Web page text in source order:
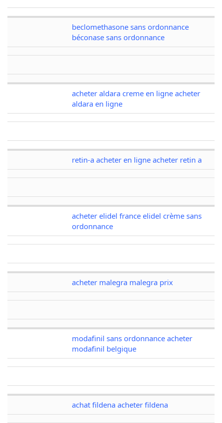
beclomethasone sans ordonnance
béconase sans ordonnance
acheter aldara creme en ligne acheter
aldara en ligne
retin-a acheter en ligne acheter retin a
acheter elidel france elidel crème sans
ordonnance
acheter malegra malegra prix
modafinil sans ordonnance acheter
modafinil belgique
achat fildena acheter fildena